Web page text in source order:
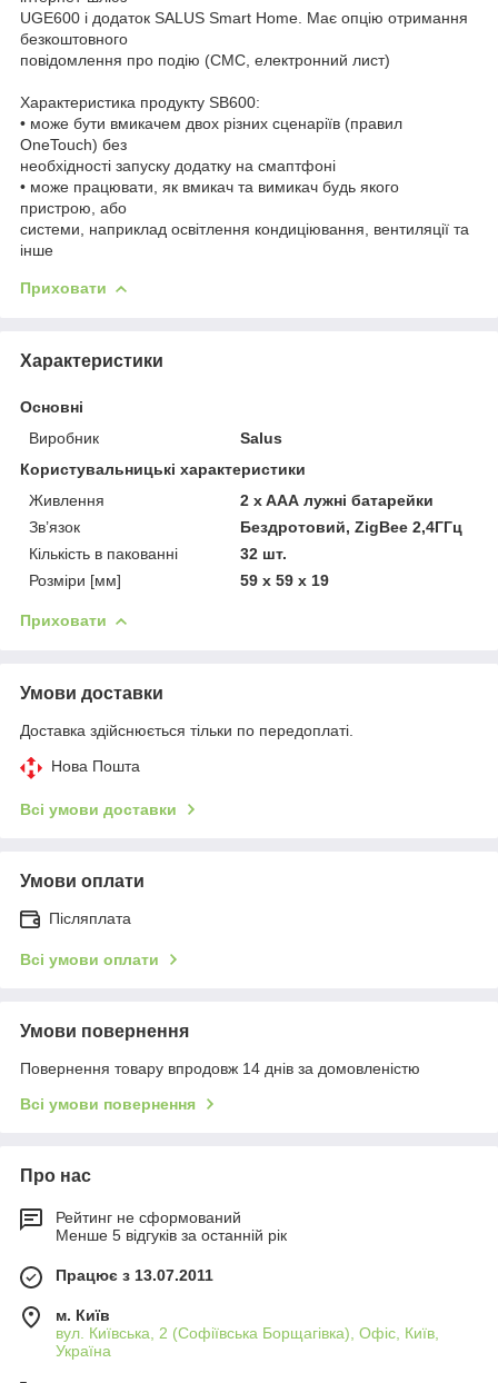
UGE600 i додаток SALUS Smart Home. Має опцію отримання
безкоштовного
повідомлення про подію (СМС, електронний лист)
Характеристика продукту SB600:
• може бути вмикачем двох різних сценаріїв (правил
OneTouch) без
необхідності запуску додатку на смаптфоні
• може працювати, як вмикач та вимикач будь якого
пристрою, або
системи, наприклад освітлення кондиціювання, вентиляції та
інше
Приховати
Характеристики
Основні
Виробник
Salus
Користувальницькі характеристики
Живлення
2 x AAА лужні батарейки
Зв’язок
Бездротовий, ZigBee 2,4ГГц
Кількість в пакованні
32 шт.
Розміри [мм]
59 x 59 x 19
Приховати
Умови доставки
Доставка здійснюється тільки по передоплаті.
Нова Пошта
Всі умови доставки
Умови оплати
Післяплата
Всі умови оплати
Умови повернення
Повернення товару впродовж 14 днів за домовленістю
Всі умови повернення
Про нас
Рейтинг не сформований
Менше 5 відгуків за останній рік
Працює з 13.07.2011
м. Київ
вул. Київська, 2 (Софіївська Борщагівка), Офіс, Київ,
Україна